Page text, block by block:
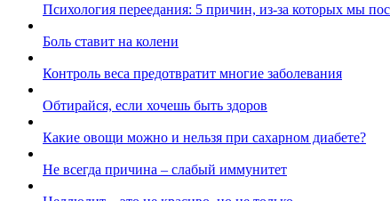
Психология переедания: 5 причин, из-за которых мы
Боль ставит на колени
Контроль веса предотвратит многие заболевания
Обтирайся, если хочешь быть здоров
Какие овощи можно и нельзя при сахарном диабете?
Не всегда причина – слабый иммунитет